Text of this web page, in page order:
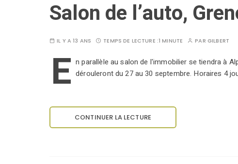
Salon de l’auto,
IL Y A 13 ANS TEMPS DE LECTURE :1 MINUTE PAR GILBERT
E n parallèle au salon de l'immobilier se tiendra à
dérouleront du 27 au 30 septembre. Horaires 4
CONTINUER LA LECTURE